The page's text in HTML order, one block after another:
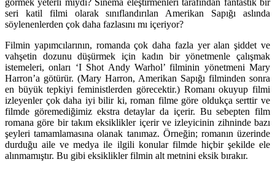
seri katil filmi olarak sınıflandırılan Amerikan Sapığı aslında
söylenenlerden çok daha fazlasını mı içeriyor?
Filmin yapımcılarının, romanda çok daha fazla yer alan şiddet ve
vahşetin dozunu düşürmek için kadın bir yönetmenle çalışmak
istemeleri, onları ‘I Shot Andy Warhol’filminin yönetmeni Mary
Harron’a götürür. (Mary Harron, Amerikan Sapığı filminden sonra
en büyük tepkiyi feministlerden görecektir.) Romanı okuyup filmi
izleyenler çok daha iyi bilir ki, roman filme göre oldukça serttir ve
filmde göremediğimiz ekstra detaylar da içerir. Bu sebepten film
romana göre bir takım eksiklikler içerir ve izleyicinin zihninde bazı
şeyleri tamamlamasına olanak tanımaz. Örneğin; romanın üzerinde
durduğu aile ve medya ile ilgili konular filmde hiçbir şekilde ele
alınmamıştır. Bu gibi eksiklikler filmin alt metnini eksik bırakır.